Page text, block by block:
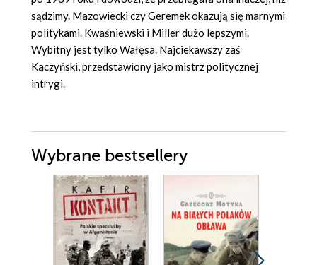
sądzimy. Mazowiecki czy Geremek okazują się marnymi
politykami. Kwaśniewski i Miller dużo lepszymi.
Wybitny jest tylko Wałęsa. Najciekawszy zaś
Kaczyński, przedstawiony jako mistrz politycznej
intrygi.
Wybrane bestsellery